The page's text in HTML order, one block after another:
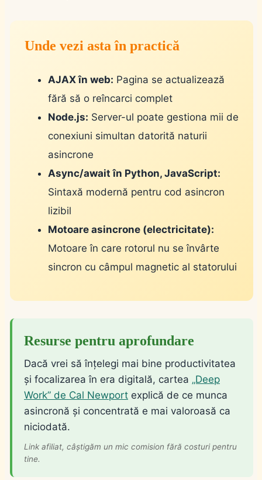
Unde vezi asta în practică
AJAX în web: Pagina se actualizează
fără să o reîncarci complet
Node.js: Server-ul poate gestiona mii de
conexiuni simultan datorită naturii
asincrone
Async/await în Python, JavaScript:
Sintaxă modernă pentru cod asincron
lizibil
Motoare asincrone (electricitate):
Motoare în care rotorul nu se învârte
sincron cu câmpul magnetic al statorului
Resurse pentru aprofundare
Dacă vrei să înțelegi mai bine productivitatea
și focalizarea în era digitală, cartea „Deep
Work” de Cal Newport explică de ce munca
asincronă și concentrată e mai valoroasă ca
niciodată.
Link afiliat, câștigăm un mic comision fără costuri pentru
tine.